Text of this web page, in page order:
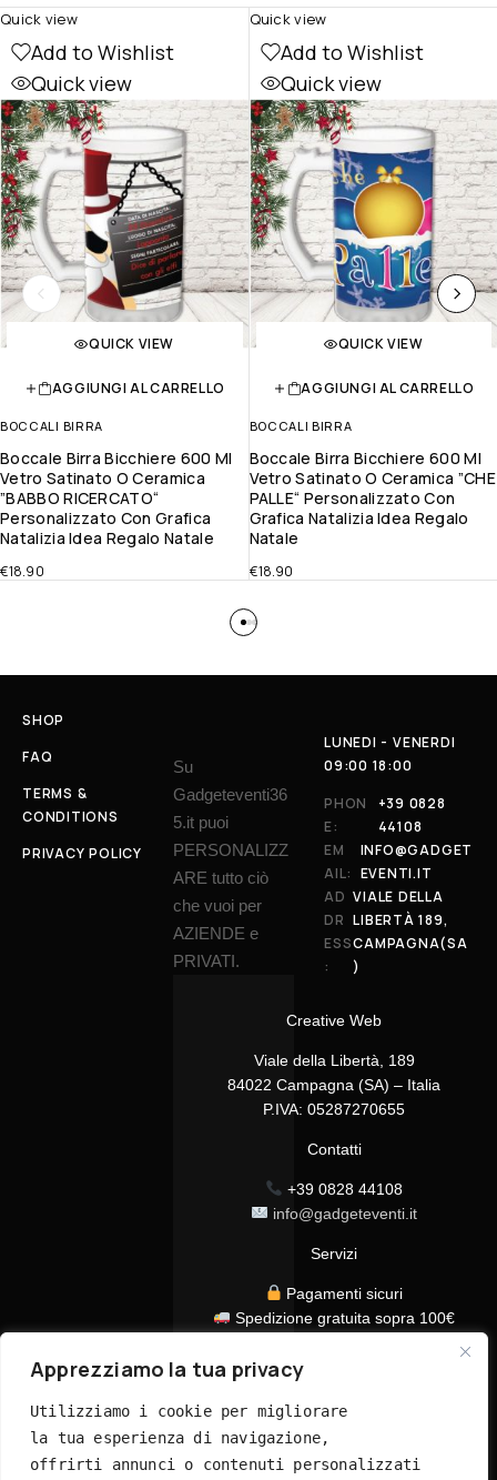
Apprezziamo la tua privacy
Utilizziamo i cookie per migliorare
la tua esperienza di navigazione,
offrirti annunci o contenuti personalizzati
Add to Wishlist
Quick view
QUICK VIEW
AGGIUNGI AL CARRELLO
BOCCALI BIRRA
Boccale Birra Bicchiere 600 Ml
Vetro Satinato O Ceramica
”BABBO RICERCATO“
Personalizzato Con Grafica
Natalizia Idea Regalo Natale
€18.90
Quick view
Add to Wishlist
Quick view
QUICK VIEW
AGGIUNGI AL CARRELLO
BOCCALI BIRRA
Boccale Birra Bicchiere 600 Ml
Vetro Satinato O Ceramica ”CHE
PALLE“ Personalizzato Con
Grafica Natalizia Idea Regalo
Natale
€18.90
Quick view
SHOP
FAQ
TERMS &
CONDITIONS
PRIVACY POLICY
Su
Gadgeteventi36
5.it puoi
PERSONALIZZ
ARE tutto ciò
che vuoi per
AZIENDE e
PRIVATI.
Creative Web
Viale della Libertà, 189
84022 Campagna (SA) – Italia
P.IVA: 05287270655
Contatti
+39 0828 44108
info@gadgeteventi.it
Servizi
Pagamenti sicuri
Spedizione gratuita sopra 100€
Assistenza clienti dedicata
LUNEDI - VENERDI
09:00 18:00
PHON
E:
+39 0828
44108
EM
AIL:
INFO@GADGET
EVENTI.IT
AD
DR
ESS
:
VIALE DELLA
LIBERTÀ 189,
CAMPAGNA(SA
)